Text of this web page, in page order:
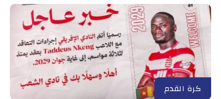
كرة القدم